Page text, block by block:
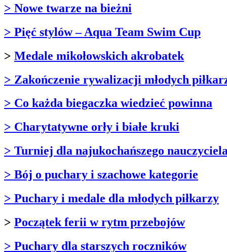
> Nowe twarze na bieżni
> Pięć stylów – Aqua Team Swim Cup
> Medale mikołowskich akrobatek
> Zakończenie rywalizacji młodych
> Co każda biegaczka wiedzieć powinna
> Charytatywne orły i białe kruki
> Turniej dla najukochańszego
> Bój o puchary i szachowe kategorie
> Puchary i medale dla młodych piłkarzy
> Początek ferii w rytm przebojów
> Puchary dla starszych roczników